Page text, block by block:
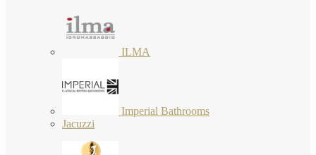
ILMA
Imperial Bathrooms
Jacuzzi